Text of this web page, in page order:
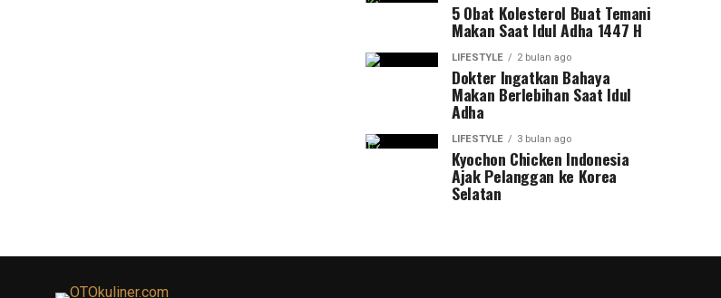
5 Obat Kolesterol Buat Temani
Makan Saat Idul Adha 1447 H
LIFESTYLE 2 bulan ago
Dokter Ingatkan Bahaya
Makan Berlebihan Saat Idul
Adha
LIFESTYLE 3 bulan ago
Kyochon Chicken Indonesia
Ajak Pelanggan ke Korea
Selatan